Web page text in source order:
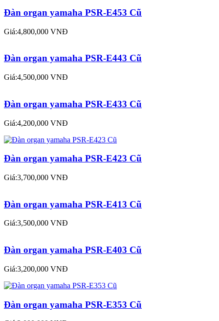
Đàn organ yamaha PSR-E453 Cũ
Giá:4,800,000 VNĐ
Đàn organ yamaha PSR-E443 Cũ
Giá:4,500,000 VNĐ
Đàn organ yamaha PSR-E433 Cũ
Giá:4,200,000 VNĐ
Đàn organ yamaha PSR-E423 Cũ
Giá:3,700,000 VNĐ
Đàn organ yamaha PSR-E413 Cũ
Giá:3,500,000 VNĐ
Đàn organ yamaha PSR-E403 Cũ
Giá:3,200,000 VNĐ
Đàn organ yamaha PSR-E353 Cũ